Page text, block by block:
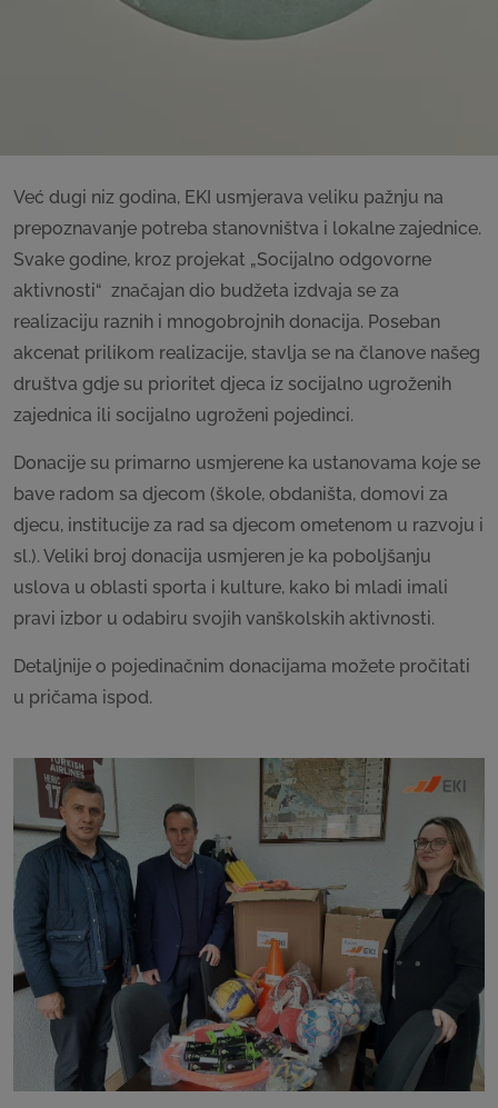
Već dugi niz godina, EKI usmjerava veliku pažnju na
prepoznavanje potreba stanovništva i lokalne zajednice.
Svake godine, kroz projekat „Socijalno odgovorne
aktivnosti“ značajan dio budžeta izdvaja se za
realizaciju raznih i mnogobrojnih donacija. Poseban
akcenat prilikom realizacije, stavlja se na članove našeg
društva gdje su prioritet djeca iz socijalno ugroženih
zajednica ili socijalno ugroženi pojedinci.
Donacije su primarno usmjerene ka ustanovama koje se
bave radom sa djecom (škole, obdaništa, domovi za
djecu, institucije za rad sa djecom ometenom u razvoju i
sl.). Veliki broj donacija usmjeren je ka poboljšanju
uslova u oblasti sporta i kulture, kako bi mladi imali
pravi izbor u odabiru svojih vanškolskih aktivnosti.
Detaljnije o pojedinačnim donacijama možete pročitati
u pričama ispod.